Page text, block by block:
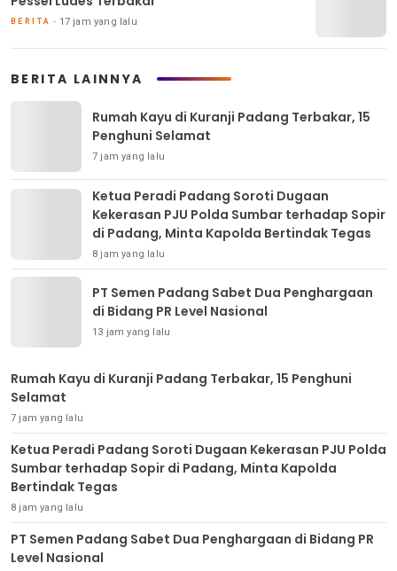
BERITA 17 jam yang lalu
BERITA LAINNYA
Rumah Kayu di Kuranji Padang Terbakar, 15
Penghuni Selamat
7 jam yang lalu
Ketua Peradi Padang Soroti Dugaan
Kekerasan PJU Polda Sumbar terhadap Sopir
di Padang, Minta Kapolda Bertindak Tegas
8 jam yang lalu
PT Semen Padang Sabet Dua Penghargaan
di Bidang PR Level Nasional
13 jam yang lalu
Rumah Kayu di Kuranji Padang Terbakar, 15 Penghuni
Selamat
7 jam yang lalu
Ketua Peradi Padang Soroti Dugaan Kekerasan PJU Polda
Sumbar terhadap Sopir di Padang, Minta Kapolda
Bertindak Tegas
8 jam yang lalu
PT Semen Padang Sabet Dua Penghargaan di Bidang PR
Level Nasional